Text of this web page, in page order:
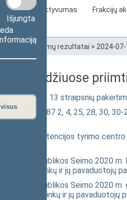
Išjungta
Seimo narių aktyvumas Frakcijų
narių balsavimų rezultatai > 2024-07-
posėdžiuose
1725 11 ir 13 straipsnių
Nr. VIII-787 2, 4, 25, 28, 30,
ir rezistencijos tyrimo
Respublikos Seimo 2020
pirmininkų ir jų pavaduotojų
Respublikos Seimo 2020
pirmininkų ir jų pavaduotojų